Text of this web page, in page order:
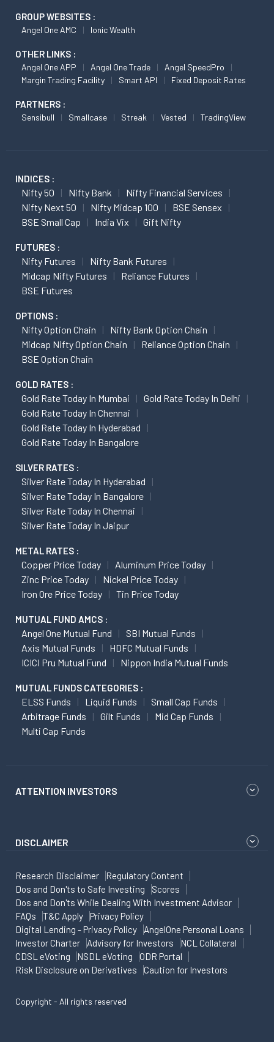
GROUP WEBSITES :
Angel One AMC Ionic Wealth
OTHER LINKS :
Angel One APP Angel One Trade
Angel SpeedPro
Margin Trading Facility
Smart API Fixed Deposit Rates
PARTNERS :
Sensibull Smallcase Streak Vested TradingView
INDICES :
Nifty 50 Nifty Bank
Nifty Financial Services
Nifty Next 50
Nifty Midcap 100
BSE Sensex
BSE Small Cap
India Vix Gift Nifty
FUTURES :
Nifty Futures
Nifty Bank Futures
Midcap Nifty Futures
Reliance Futures
BSE Futures
OPTIONS :
Nifty Option Chain
Nifty Bank Option Chain
Midcap Nifty Option Chain
Reliance Option Chain
BSE Option Chain
GOLD RATES :
Gold Rate Today In Mumbai
Gold Rate Today In Delhi
Gold Rate Today In Chennai
Gold Rate Today In Hyderabad
Gold Rate Today In Bangalore
SILVER RATES :
Silver Rate Today In Hyderabad
Silver Rate Today In Bangalore
Silver Rate Today In Chennai
Silver Rate Today In Jaipur
METAL RATES :
Copper Price Today
Aluminum Price Today
Zinc Price Today
Nickel Price Today
Iron Ore Price Today
Tin Price Today
MUTUAL FUND AMCS :
Angel One Mutual Fund
SBI Mutual Funds
Axis Mutual Funds
HDFC Mutual Funds
ICICI Pru Mutual Fund
Nippon India Mutual Funds
MUTUAL FUNDS CATEGORIES :
ELSS Funds Liquid Funds
Small Cap Funds
Arbitrage Funds
Gilt Funds
Mid Cap Funds
Multi Cap Funds
ATTENTION INVESTORS
DISCLAIMER
Research Disclaimer
Regulatory Content
Dos and Don'ts to Safe Investing
Scores
Dos and Don'ts While Dealing With Investment Advisor
FAQs
T&C Apply
Privacy Policy
Digital Lending - Privacy Policy
AngelOne Personal Loans
Investor Charter
Advisory for Investors
NCL Collateral
CDSL eVoting
NSDL eVoting
ODR Portal
Risk Disclosure on Derivatives
Caution for Investors
Copyright - All rights reserved